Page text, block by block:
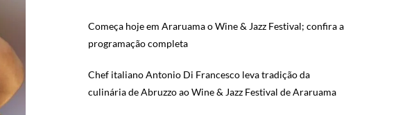
Começa hoje em Araruama o Wine & Jazz Festival; confira a
programação completa
Chef italiano Antonio Di Francesco leva tradição da
culinária de Abruzzo ao Wine & Jazz Festival de Araruama